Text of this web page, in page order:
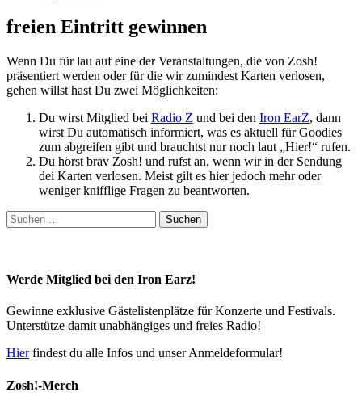
freien Eintritt gewinnen
Wenn Du für lau auf eine der Veranstaltungen, die von Zosh!
präsentiert werden oder für die wir zumindest Karten verlosen,
gehen willst hast Du zwei Möglichkeiten:
Du wirst Mitglied bei Radio Z und bei den Iron EarZ, dann
wirst Du automatisch informiert, was es aktuell für Goodies
zum abgreifen gibt und brauchtst nur noch laut „Hier!“ rufen.
Du hörst brav Zosh! und rufst an, wenn wir in der Sendung
dei Karten verlosen. Meist gilt es hier jedoch mehr oder
weniger knifflige Fragen zu beantworten.
Suchen
nach:
Werde Mitglied bei den Iron Earz!
Gewinne exklusive Gästelistenplätze für Konzerte und Festivals.
Unterstütze damit unabhängiges und freies Radio!
Hierfindest du alle Infos und unser Anmeldeformular!
Zosh!-Merch